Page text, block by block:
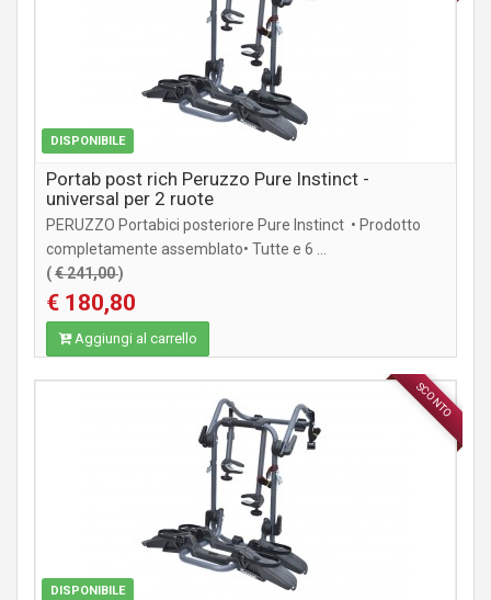
DISPONIBILE
Portab post rich Peruzzo Pure Instinct -
universal per 2 ruote
PERUZZO Portabici posteriore Pure Instinct • Prodotto
completamente assemblato• Tutte e 6 ...
(€ 241,00)
€ 180,80
Aggiungi al carrello
SCONTO
DISPONIBILE
ACCESSORI